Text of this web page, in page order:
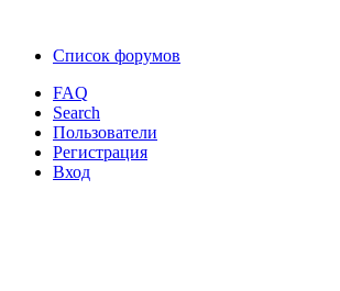
Список форумов
FAQ
Search
Пользователи
Регистрация
Вход